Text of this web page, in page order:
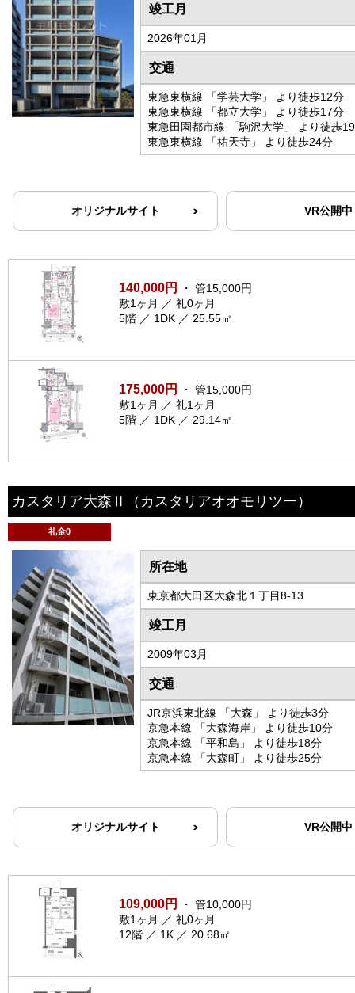
竣工月
2026年01月
交通
東急東横線 「学芸大学」 より徒歩12分
東急東横線 「都立大学」 より徒歩17分
東急田園都市線 「駒沢大学」 より徒歩
東急東横線 「祐天寺」 より徒歩24分
オリジナルサイト VR公開中
140,000円
・ 管15,000円
敷1ヶ月 ／ 礼0ヶ月
5階 ／ 1DK ／ 25.55㎡
175,000円
・ 管15,000円
敷1ヶ月 ／ 礼1ヶ月
5階 ／ 1DK ／ 29.14㎡
カスタリア大森Ⅱ （カスタリアオオモリツー）
礼金0
所在地
東京都大田区大森北１丁目8-13
竣工月
2009年03月
交通
JR京浜東北線 「大森」 より徒歩3分
京急本線 「大森海岸」 より徒歩10分
京急本線 「平和島」 より徒歩18分
京急本線 「大森町」 より徒歩25分
オリジナルサイト VR公開中
109,000円
・ 管10,000円
敷1ヶ月 ／ 礼0ヶ月
12階 ／ 1K ／ 20.68㎡